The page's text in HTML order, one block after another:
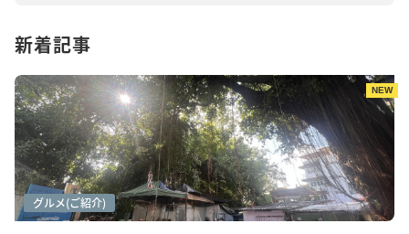
新着記事
NEW
アートシーン
カフェ巡り
グルメ(ご紹介)